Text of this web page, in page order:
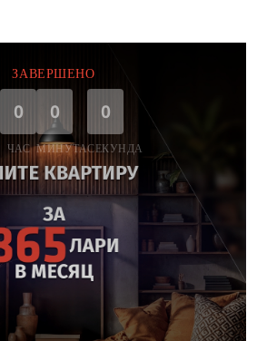
ЗАВЕРШЕНО
0
ЧАС
0
МИНУТА
0
СЕКУНДА